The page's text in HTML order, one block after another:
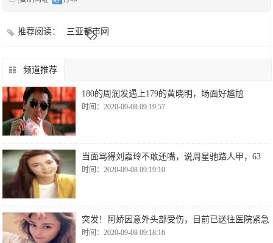
推荐阅读： 三亚都市网
频道推荐
180的周润发遇上179的黄晓明，场面好尴尬
时间：2020-09-08 09:19:57
当面骂得刘嘉玲不敢还嘴，说周星驰路人甲，63
时间：2020-09-08 09:19:10
突发！阿娇因意外头部受伤，目前已送往医院紧急
时间：2020-09-08 09:18:16